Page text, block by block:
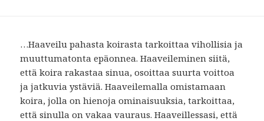
…Haaveilu pahasta koirasta tarkoittaa vihollisia ja
muuttumatonta epäonnea. Haaveileminen siitä,
että koira rakastaa sinua, osoittaa suurta voittoa
ja jatkuvia ystäviä. Haaveilemalla omistamaan
koira, jolla on hienoja ominaisuuksia, tarkoittaa,
että sinulla on vakaa vauraus. Haaveillessasi, että